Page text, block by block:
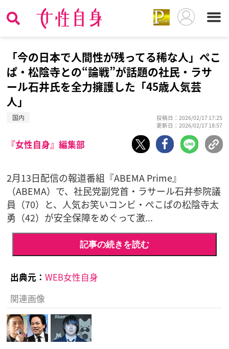
「今の日本で人間性が残ってる稀な人」ぺこ
ぱ・松陰寺との“論戦”が話題の社民・ラサ
ール石井氏を全力擁護した「45歳人気芸
人」
国内
投稿日：2026/02/17 17:25
更新日：2026/02/17 18:57
『女性自身』編集部
2月13日配信の報道番組『ABEMA Prime』
（ABEMA）で、社民党副党首・ラサール石井参院議
員（70）と、人気お笑いコンビ・ぺこぱの松陰寺太
勇（42）が安全保障をめぐって激...
記事の続きを読む
出典元： WEB女性自身
関連画像